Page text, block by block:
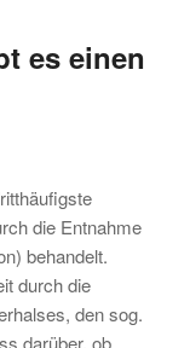
es einen
die Entnahme
behandelt.
durch die
den sog.